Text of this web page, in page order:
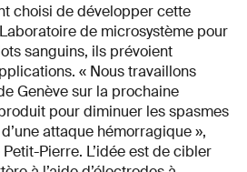
choisi de développer cette
de microsystème pour
sanguins, ils prévoient
« Nous travaillons
Genève sur la prochaine
pour diminuer les spasmes
attaque hémorragique »,
Pierre. L’idée est de cibler